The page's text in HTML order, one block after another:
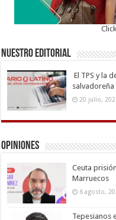
Nuestro Editorial
El TPS y la
salvadoreña
20 julio,
Opiniones
Ceuta
Marruecos
6 agosto,
Tepesianos